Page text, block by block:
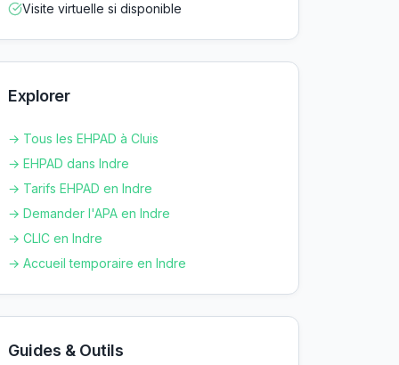
Visite virtuelle si disponible
Explorer
→ Tous les EHPAD à Cluis
→ EHPAD dans Indre
→ Tarifs EHPAD en Indre
→ Demander l'APA en Indre
→ CLIC en Indre
→ Accueil temporaire en Indre
Guides & Outils